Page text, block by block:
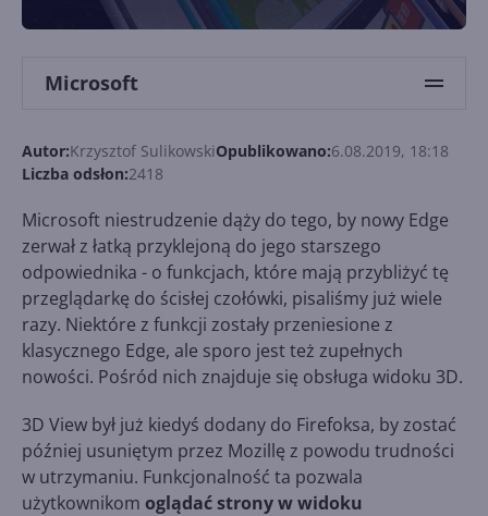
Microsoft
Autor:Krzysztof SulikowskiOpublikowano:6.08.2019, 18:18
Liczba odsłon:2418
Microsoft niestrudzenie dąży do tego, by nowy Edge
zerwał z łatką przyklejoną do jego starszego
odpowiednika - o funkcjach, które mają przybliżyć tę
przeglądarkę do ścisłej czołówki, pisaliśmy już wiele
razy. Niektóre z funkcji zostały przeniesione z
klasycznego Edge, ale sporo jest też zupełnych
nowości. Pośród nich znajduje się obsługa widoku 3D.
3D View był już kiedyś dodany do Firefoksa, by zostać
później usuniętym przez Mozillę z powodu trudności
w utrzymaniu. Funkcjonalność ta pozwala
użytkownikom oglądać strony w widoku